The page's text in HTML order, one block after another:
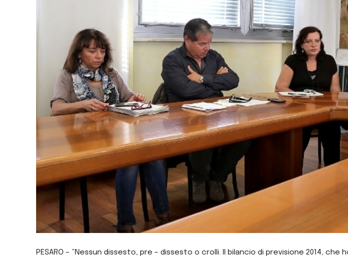
PESARO – “Nessun dissesto, pre – dissesto o crolli. Il bilancio di previsione 2014,